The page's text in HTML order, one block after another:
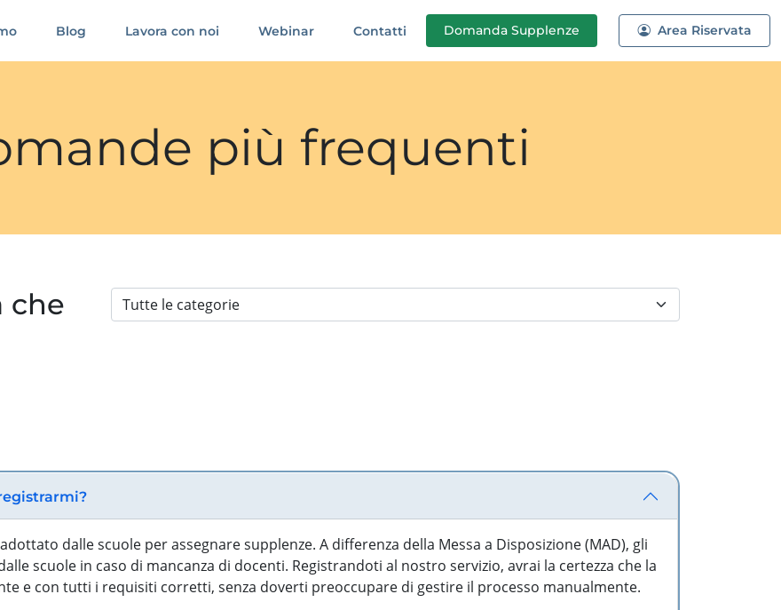
Blog Lavora con noi Webinar Contatti Domanda Supplenze Area Riservata
più frequenti
che
dalle scuole per assegnare supplenze. A differenza della Messa a Disposizione (MAD), gli
scuole in caso di mancanza di docenti. Registrandoti al nostro servizio, avrai la certezza che la
e con tutti i requisiti corretti, senza doverti preoccupare di gestire il processo manualmente.